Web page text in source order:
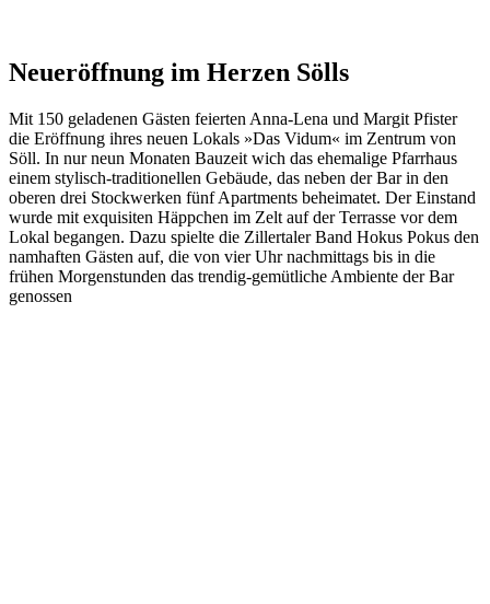
Neueröffnung im Herzen Sölls
Mit 150 geladenen Gästen feierten Anna-Lena und Margit Pfister
die Eröffnung ihres neuen Lokals »Das Vidum« im Zentrum von
Söll. In nur neun Monaten Bauzeit wich das ehemalige Pfarrhaus
einem stylisch-traditionellen Gebäude, das neben der Bar in den
oberen drei Stockwerken fünf Apartments beheimatet. Der Einstand
wurde mit exquisiten Häppchen im Zelt auf der Terrasse vor dem
Lokal begangen. Dazu spielte die Zillertaler Band Hokus Pokus den
namhaften Gästen auf, die von vier Uhr nachmittags bis in die
frühen Morgenstunden das trendig-gemütliche Ambiente der Bar
genossen